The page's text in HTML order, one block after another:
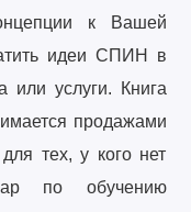
к Вашей
идеи СПИН в
или услуги. Книга
продажами
тех, у кого нет
по обучению